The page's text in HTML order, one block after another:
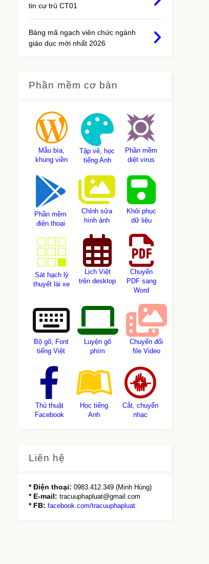
tin cư trú CT01
Bảng mã ngạch viên chức ngành
giáo dục mới nhất 2026
Phần mềm cơ bản
Mẫu bìa,
khung viền
Tập vẽ, học
tiếng Anh
Phần mềm
diệt virus
Phần mềm
điện thoại
Chỉnh sửa
hình ảnh
Khôi phục
dữ liệu
Sát hạch lý
thuyết lái xe
Lịch Việt
trên desktop
Chuyển
PDF sang
Word
Bộ gõ, Font
tiếng Việt
Luyện gõ
phím
Chuyển đổi
file Video
Thủ thuật
Facebook
Học tiếng
Anh
Cắt, chuyển
nhạc
Liên hệ
* Điện thoại: 0983.412.349 (Minh Hùng)
* E-mail: tracuuphapluat@gmail.com
* FB: facebook.com/tracuuphapluat